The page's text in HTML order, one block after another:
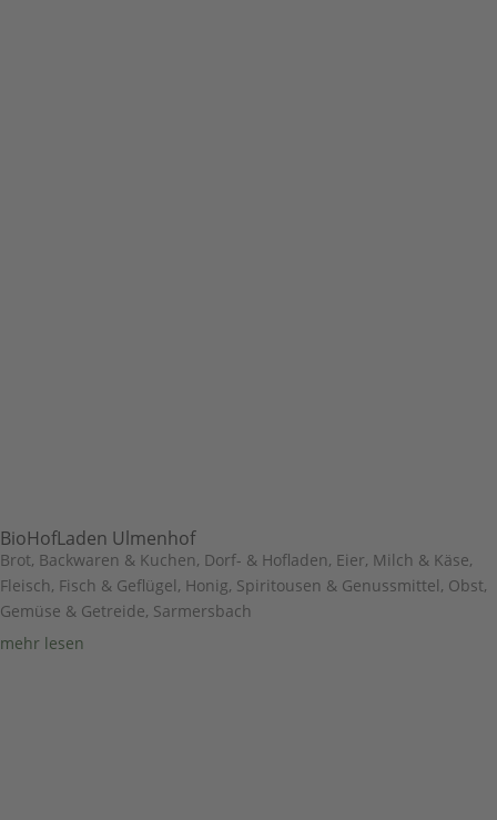
BioHofLaden Ulmenhof
Brot, Backwaren & Kuchen, Dorf- & Hofladen, Eier, Milch & Käse,
Fleisch, Fisch & Geflügel, Honig, Spiritousen & Genussmittel, Obst,
Gemüse & Getreide, Sarmersbach
mehr lesen